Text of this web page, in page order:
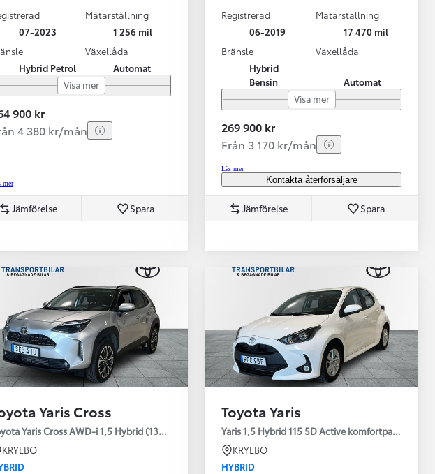
07-2023
Mätarställning
1 256 mil
Hybrid Petrol
Växellåda
Automat
Visa mer
900 kr
4 380 kr/mån
mer
Jämförelse Spara
Registrerad
06-2019
Mätarställning
17 470 mil
Bränsle
Hybrid
Bensin
Växellåda
Automat
Visa mer
269 900 kr
Från 3 170 kr/mån
Läs mer
Kontakta återförsäljare
Jämförelse Spara
Yaris Cross
Yaris Cross AWD-i 1,5 Hybrid (130HK) Style V-hjul
KRYLBO
Toyota Yaris
Yaris 1,5 Hybrid 115 5D Active komfortpaket
KRYLBO
HYBRID